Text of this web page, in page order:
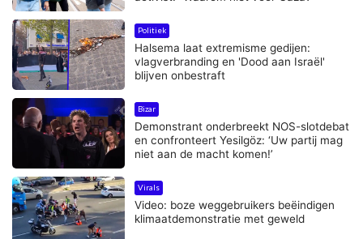
Politiek
Halsema laat extremisme gedijen:
vlagverbranding en 'Dood aan Israël'
blijven onbestraft
Bizar
Demonstrant onderbreekt NOS-slotdebat
en confronteert Yesilgöz: ‘Uw partij mag
niet aan de macht komen!’
Virals
Video: boze weggebruikers beëindigen
klimaatdemonstratie met geweld